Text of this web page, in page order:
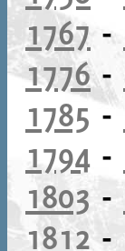
1767-
1776-
1785-
1794 -
1803 -
1812-